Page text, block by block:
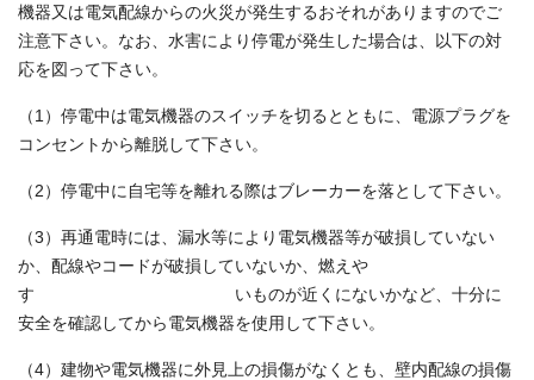
機器又は電気配線からの火災が発生するおそれがありますのでご
注意下さい。なお、水害により停電が発生した場合は、以下の対
応を図って下さい。
（1）停電中は電気機器のスイッチを切るとともに、電源プラグを
コンセントから離脱して下さい。
（2）停電中に自宅等を離れる際はブレーカーを落として下さい。
（3）再通電時には、漏水等により電気機器等が破損していない
か、配線やコードが破損していないか、燃えや
す いものが近くにないかなど、十分に
安全を確認してから電気機器を使用して下さい。
（4）建物や電気機器に外見上の損傷がなくとも、壁内配線の損傷